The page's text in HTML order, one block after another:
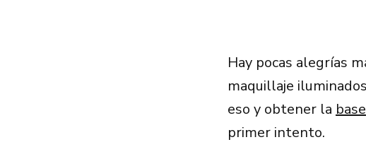
Hay pocas alegrías
maquillaje
eso y obtener la base
primer intento.